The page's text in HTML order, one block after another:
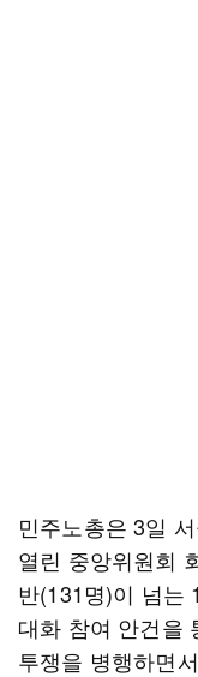
민주노총은 3일
열린 중앙위원회
반(131명)이 넘는
대화 참여 안건을
투쟁을 병행하면